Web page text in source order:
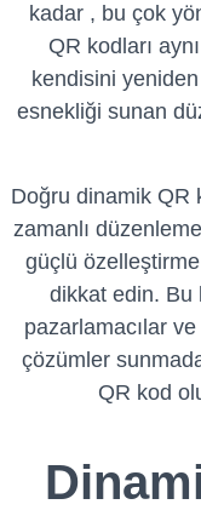
kadar , bu çok
QR kodları
kendisini
esnekliği sunan
Doğru dinamik QR
zamanlı
güçlü
dikkat edin. Bu
pazarlamacılar
çözümler
QR kod